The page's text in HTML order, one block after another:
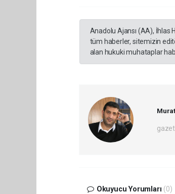
Anadolu Ajansı (AA), İhlas
tüm haberler, sitemizin
alan hukuki muhataplar
Okuyucu Yorumları (0)